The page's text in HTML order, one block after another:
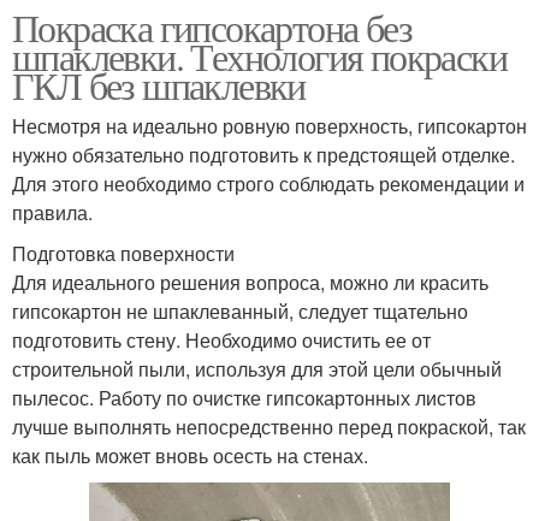
Покраска гипсокартона без
шпаклевки. Технология покраски
ГКЛ без шпаклевки
Несмотря на идеально ровную поверхность, гипсокартон
нужно обязательно подготовить к предстоящей отделке.
Для этого необходимо строго соблюдать рекомендации и
правила.
Подготовка поверхности
Для идеального решения вопроса, можно ли красить
гипсокартон не шпаклеванный, следует тщательно
подготовить стену. Необходимо очистить ее от
строительной пыли, используя для этой цели обычный
пылесос. Работу по очистке гипсокартонных листов
лучше выполнять непосредственно перед покраской, так
как пыль может вновь осесть на стенах.